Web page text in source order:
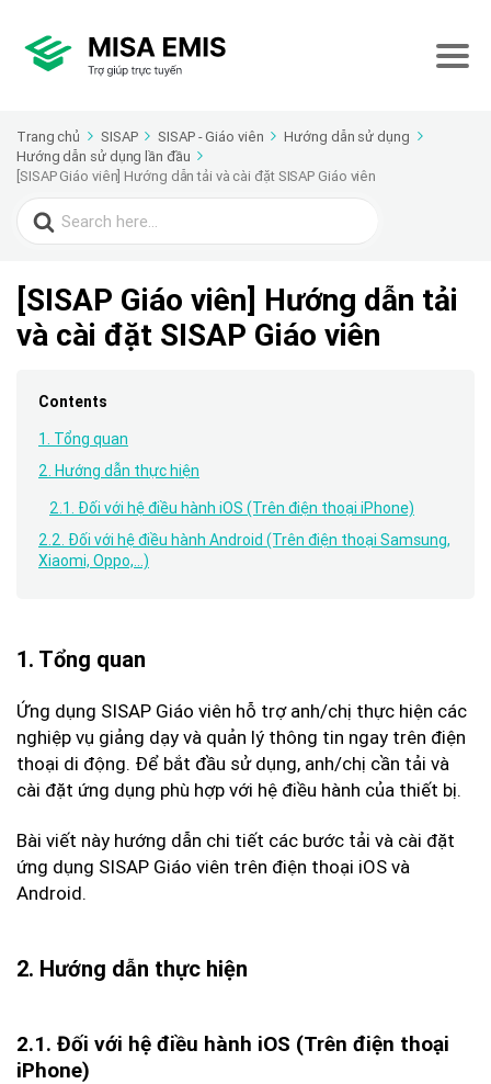
Trang chủ SISAP SISAP - Giáo viên
Hướng dẫn sử dụng
Hướng dẫn sử dụng lần đầu
[SISAP Giáo viên] Hướng dẫn tải và cài đặt SISAP Giáo viên
Search
for:
[SISAP Giáo viên] Hướng dẫn tải
và cài đặt SISAP Giáo viên
Contents
1. Tổng quan
2. Hướng dẫn thực hiện
2.1. Đối với hệ điều hành iOS (Trên điện thoại iPhone)
2.2. Đối với hệ điều hành Android (Trên điện thoại Samsung,
Xiaomi, Oppo,...)
1. Tổng quan
Ứng dụng SISAP Giáo viên hỗ trợ anh/chị thực hiện các
nghiệp vụ giảng dạy và quản lý thông tin ngay trên điện
thoại di động. Để bắt đầu sử dụng, anh/chị cần tải và
cài đặt ứng dụng phù hợp với hệ điều hành của thiết bị.
Bài viết này hướng dẫn chi tiết các bước tải và cài đặt
ứng dụng SISAP Giáo viên trên điện thoại iOS và
Android.
2. Hướng dẫn thực hiện
2.1. Đối với hệ điều hành iOS (Trên điện thoại
iPhone)